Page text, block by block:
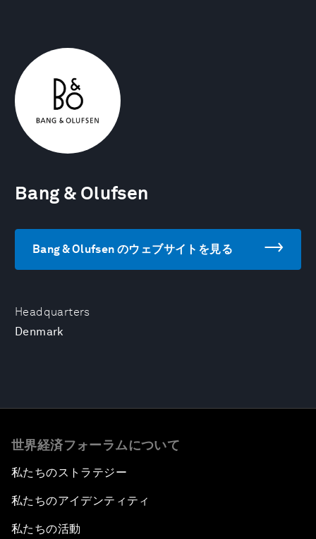
Headquarters
Denmark
Bang & Olufsen
Bang & Olufsen のウェブサイトを見る
世界経済フォーラムについて
私たちのストラテジー
私たちのアイデンティティ
私たちの活動